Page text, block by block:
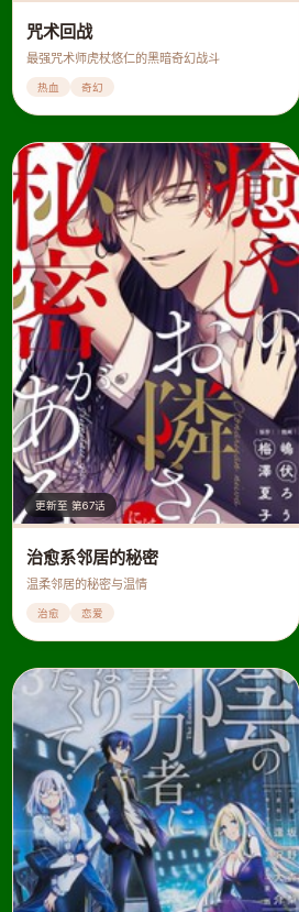
咒术回战
最强咒术师虎杖悠仁的黑暗奇幻战斗
热血 奇幻
更新至 第67话
治愈系邻居的秘密
温柔邻居的秘密与温情
治愈 恋爱